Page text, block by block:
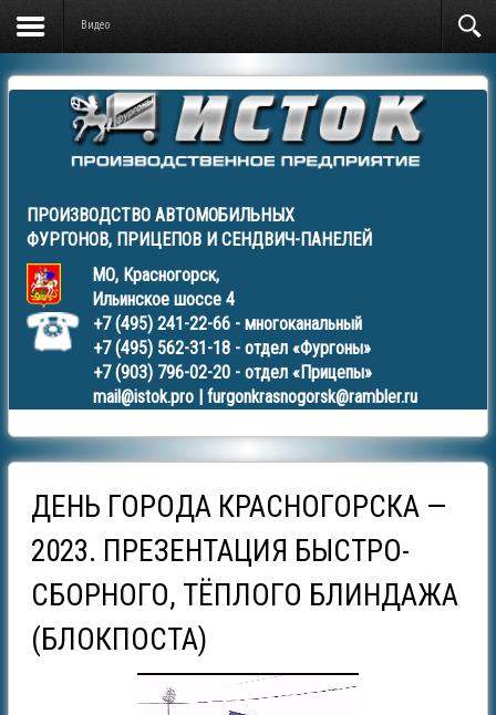
Видео
ПРОИЗВОДСТВО АВТОМОБИЛЬНЫХ
ФУРГОНОВ, ПРИЦЕПОВ И СЕНДВИЧ-ПАНЕЛЕЙ
МО, Красногорск,
Ильинское шоссе 4
+7 (495) 241-22-66 - многоканальный
+7 (495) 562-31-18 - отдел «Фургоны»
+7 (903) 796-02-20 - отдел «Прицепы»
mail@istok.pro
furgonkrasnogorsk@rambler.ru
ДЕНЬ ГОРОДА КРАСНОГОРСКА —
2023. ПРЕЗЕНТАЦИЯ БЫСТРО-
СБОРНОГО, ТЁПЛОГО БЛИНДАЖА
(БЛОКПОСТА)